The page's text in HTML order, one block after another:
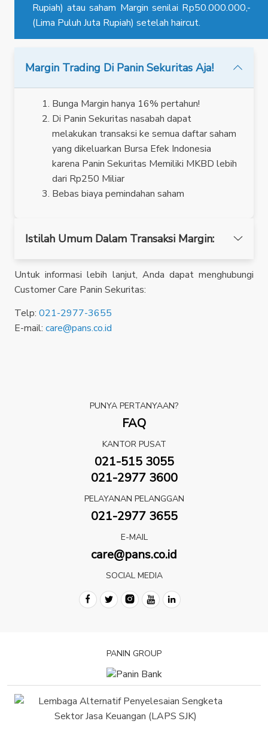
Rupiah) atau saham Margin senilai Rp50.000.000,-
(Lima Puluh Juta Rupiah) setelah haircut.
Margin Trading Di Panin Sekuritas Aja!
Bunga Margin hanya 16% pertahun!
Di Panin Sekuritas nasabah dapat
melakukan transaksi ke semua daftar saham
yang dikeluarkan Bursa Efek Indonesia
karena Panin Sekuritas Memiliki MKBD lebih
dari Rp250 Miliar
Bebas biaya pemindahan saham
Istilah Umum Dalam Transaksi Margin:
Untuk informasi lebih lanjut, Anda dapat menghubungi
Customer Care Panin Sekuritas:
Telp: 021-2977-3655
E-mail: care@pans.co.id
PUNYA PERTANYAAN?
FAQ
KANTOR PUSAT
021-515 3055
021-2977 3600
PELAYANAN PELANGGAN
021-2977 3655
E-MAIL
care@pans.co.id
SOCIAL MEDIA
PANIN GROUP